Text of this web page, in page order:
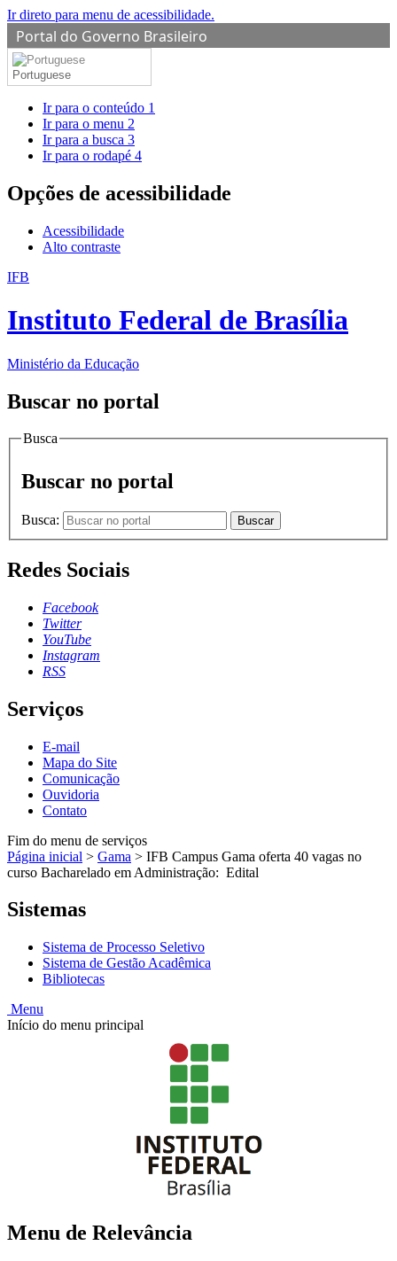
Ir direto para menu de acessibilidade.
Portal do Governo Brasileiro
Portuguese
Ir para o conteúdo 1
Ir para o menu 2
Ir para a busca 3
Ir para o rodapé 4
Opções de acessibilidade
Acessibilidade
Alto contraste
IFB
Instituto Federal de Brasília
Ministério da Educação
Buscar no portal
Busca
Buscar no portal
Busca: Buscar
Redes Sociais
Facebook
Twitter
YouTube
Instagram
RSS
Serviços
E-mail
Mapa do Site
Comunicação
Ouvidoria
Contato
Fim do menu de serviços
Página inicial > Gama > IFB Campus Gama oferta 40 vagas no
curso Bacharelado em Administração: Edital
Sistemas
Sistema de Processo Seletivo
Sistema de Gestão Acadêmica
Bibliotecas
Menu
Início do menu principal
Menu de Relevância